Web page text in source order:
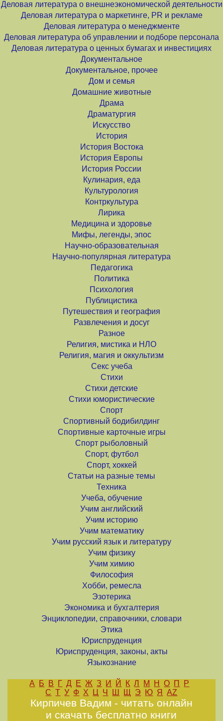
Деловая литература о внешнеэкономической деятельности
Деловая литература о маркетинге, PR и рекламе
Деловая литература о менеджменте
Деловая литература об управлении и подборе персонала
Деловая литература о ценных бумагах и инвестициях
Документальное
Документальное, прочее
Дом и семья
Домашние животные
Драма
Драматургия
Искусство
История
История Востока
История Европы
История России
Кулинария, еда
Культурология
Контркультура
Лирика
Медицина и здоровье
Мифы, легенды, эпос
Научно-образовательная
Научно-популярная литература
Педагогика
Политика
Психология
Публицистика
Путешествия и география
Развлечения и досуг
Разное
Религия, мистика и НЛО
Религия, магия и оккультизм
Секс учеба
Стихи
Стихи детские
Стихи юмористические
Спорт
Спортивный бодибилдинг
Спортивные карточные игры
Спорт рыболовный
Спорт, футбол
Спорт, хоккей
Статьи на разные темы
Техника
Учеба, обучение
Учим английский
Учим историю
Учим математику
Учим русский язык и литературу
Учим физику
Учим химию
Философия
Хобби, ремесла
Эзотерика
Экономика и бухгалтерия
Энциклопедии, справочники, словари
Этика
Юриспруденция
Юриспруденция, законы, акты
Языкознание
А Б В Г Д Е Ж З И Й К Л М Н О П
Р
С Т У Ф Х Ц Ч Ш Щ Э Ю Я AZ
Кирпичев Вадим - читать онлайн
и скачать бесплатно книги